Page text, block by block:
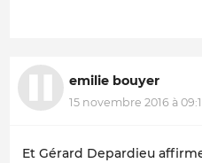
emilie bouyer
15 novembre 2016 à
Et Gérard Depardieu